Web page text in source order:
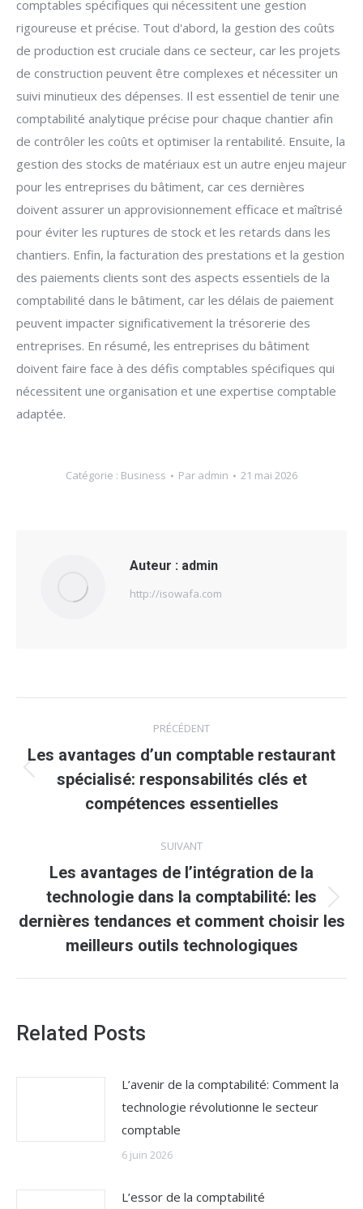
comptables spécifiques qui nécessitent une gestion
rigoureuse et précise. Tout d'abord, la gestion des coûts
de production est cruciale dans ce secteur, car les projets
de construction peuvent être complexes et nécessiter un
suivi minutieux des dépenses. Il est essentiel de tenir une
comptabilité analytique précise pour chaque chantier afin
de contrôler les coûts et optimiser la rentabilité. Ensuite, la
gestion des stocks de matériaux est un autre enjeu majeur
pour les entreprises du bâtiment, car ces dernières
doivent assurer un approvisionnement efficace et maîtrisé
pour éviter les ruptures de stock et les retards dans les
chantiers. Enfin, la facturation des prestations et la gestion
des paiements clients sont des aspects essentiels de la
comptabilité dans le bâtiment, car les délais de paiement
peuvent impacter significativement la trésorerie des
entreprises. En résumé, les entreprises du bâtiment
doivent faire face à des défis comptables spécifiques qui
nécessitent une organisation et une expertise comptable
adaptée.
Catégorie : Business Par admin 21 mai 2026
Auteur : admin
http://isowafa.com
article
PRÉCÉDENT
Article
précédent
Les avantages d’un comptable restaurant
spécialisé: responsabilités clés et
compétences essentielles
SUIVANT
Article
suivant
Les avantages de l’intégration de la
technologie dans la comptabilité: les
dernières tendances et comment choisir les
meilleurs outils technologiques
Related Posts
L’avenir de la comptabilité: Comment la
technologie révolutionne le secteur
comptable
6 juin 2026
L’essor de la comptabilité